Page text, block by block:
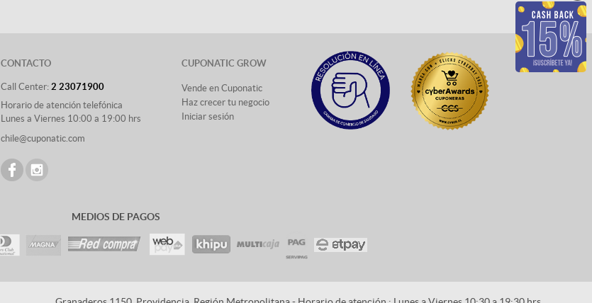
CONTACTO
Call Center: 2 23071900
Horario de atención telefónica
Lunes a Viernes 10:00 a 19:00 hrs
chile@cuponatic.com
CUPONATIC GROW
Vende en Cuponatic
Haz crecer tu negocio
Iniciar sesión
MEDIOS DE PAGOS